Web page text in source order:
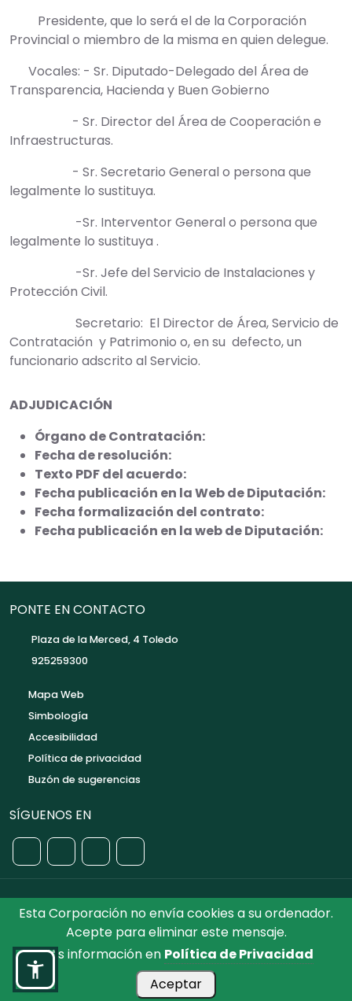
Esta Corporación no envía cookies a su ordenador.
Acepte para eliminar este mensaje.
Más información en Política de Privacidad
Aceptar
Presidente, que lo será el de la Corporación
Provincial o miembro de la misma en quien delegue.
Vocales: - Sr. Diputado-Delegado del Área de
Transparencia, Hacienda y Buen Gobierno
- Sr. Director del Área de Cooperación e
Infraestructuras.
- Sr. Secretario General o persona que
legalmente lo sustituya.
-Sr. Interventor General o persona que
legalmente lo sustituya .
-Sr. Jefe del Servicio de Instalaciones y
Protección Civil.
Secretario: El Director de Área, Servicio de
Contratación y Patrimonio o, en su defecto, un
funcionario adscrito al Servicio.
ADJUDICACIÓN
Órgano de Contratación:
Fecha de resolución:
Texto PDF del acuerdo:
Fecha publicación en la Web de Diputación:
Fecha formalización del contrato:
Fecha publicación en la web de Diputación:
PONTE EN CONTACTO
Plaza de la Merced, 4 Toledo
925259300
Mapa Web
Simbología
Accesibilidad
Política de privacidad
Buzón de sugerencias
SÍGUENOS EN
©2026 Diputación de Toledo. Reservados todos los
Derechos. Diseñado por Diputación de Toledo